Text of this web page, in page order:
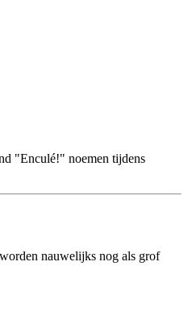
"Enculé!" noemen tijdens
nauwelijks nog als grof